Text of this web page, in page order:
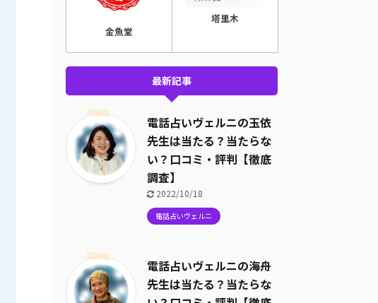
金魚堂
塔里木
最新記事
電話占いヴェルニの玉依
先生は当たる？当たらな
い？口コミ・評判【徹底
調査】
2022/10/18
電話占いヴェルニ
電話占いヴェルニの海舟
先生は当たる？当たらな